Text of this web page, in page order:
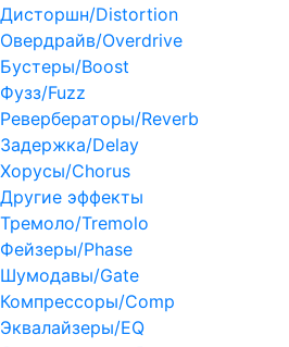
Дисторшн/Distortion
Овердрайв/Overdrive
Бустеры/Boost
Фузз/Fuzz
Ревербераторы/Reverb
Задержка/Delay
Хорусы/Chorus
Другие эффекты
Тремоло/Tremolo
Фейзеры/Phase
Шумодавы/Gate
Компрессоры/Comp
Эквалайзеры/EQ